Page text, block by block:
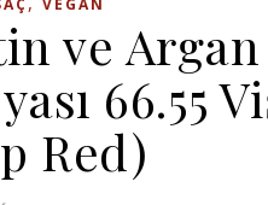
ve Argan
66.55
Red)